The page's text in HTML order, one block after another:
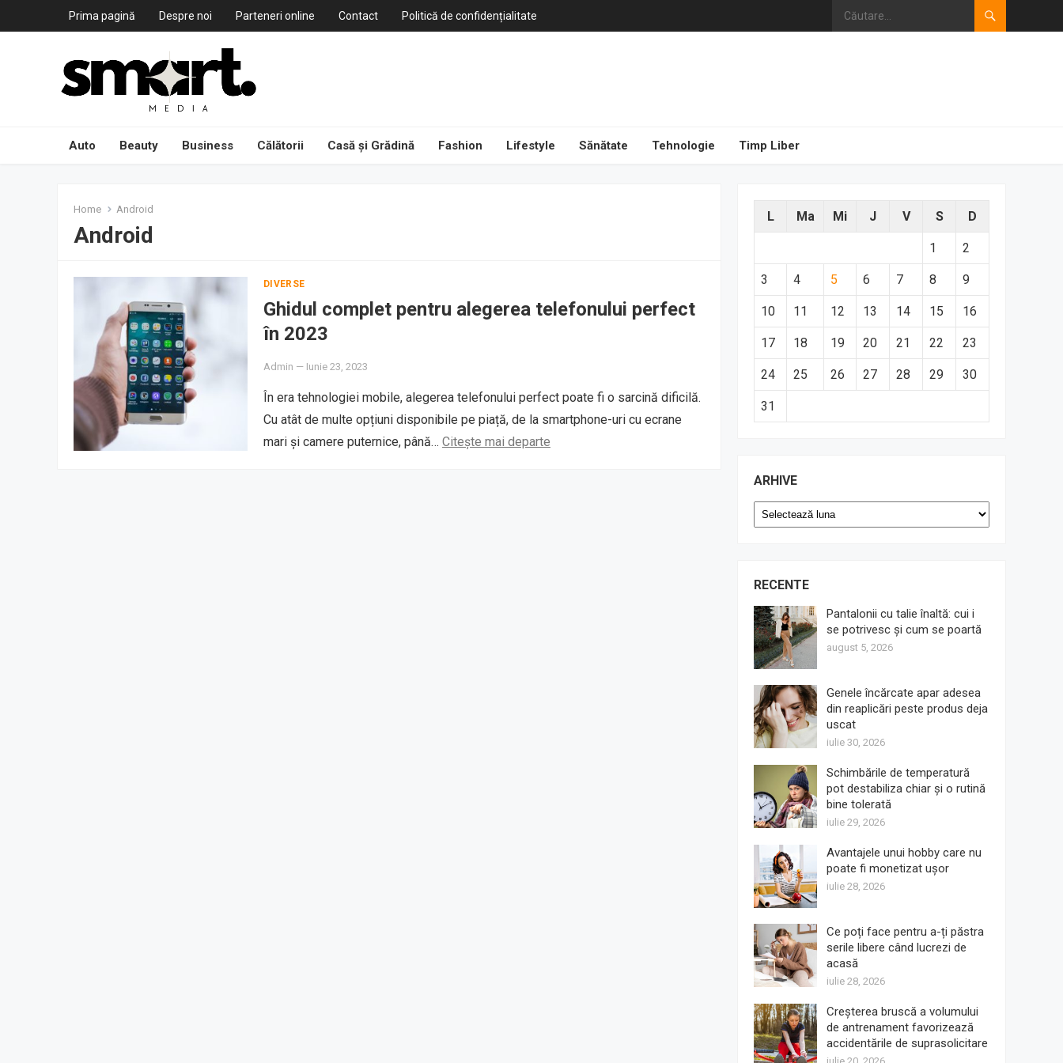
Prima pagină Despre noi Parteneri online Contact Politică de confidențialitate
Auto Beauty Business Călătorii Casă și Grădină Fashion Lifestyle Sănătate Tehnologie Timp Liber
Home Android
Android
DIVERSE
Ghidul complet pentru alegerea telefonului perfect
în 2023
Admin — Iunie 23, 2023
În era tehnologiei mobile, alegerea telefonului perfect poate fi o sarcină dificilă.
Cu atât de multe opțiuni disponibile pe piață, de la smartphone-uri cu ecrane
mari și camere puternice, până… Citește mai departe
L Ma Mi J V S D
1 2
3 4 5 6 7 8 9
10 11 12 13 14 15 16
17 18 19 20 21 22 23
24 25 26 27 28 29 30
31
ARHIVE
Arhive
RECENTE
Pantalonii cu talie înaltă: cui i
se potrivesc și cum se poartă
august 5, 2026
Genele încărcate apar adesea
din reaplicări peste produs deja
uscat
iulie 30, 2026
Schimbările de temperatură
pot destabiliza chiar și o rutină
bine tolerată
iulie 29, 2026
Avantajele unui hobby care nu
poate fi monetizat ușor
iulie 28, 2026
Ce poți face pentru a-ți păstra
serile libere când lucrezi de
acasă
iulie 28, 2026
Creșterea bruscă a volumului
de antrenament favorizează
accidentările de suprasolicitare